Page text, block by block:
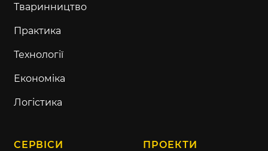
Тваринництво
Практика
Технології
Економіка
Логістика
СЕРВІСИ ПРОЕКТИ